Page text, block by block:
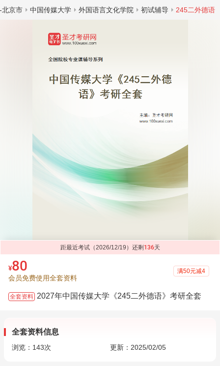
北京市 中国传媒大学 外国语言文化学院 初试辅导 245二外德语
距最近考试（2026/12/19）还剩 136天
¥80
会员免费使用全套资料
满50元减4
全套资料 2027年中国传媒大学《245二外德语》考研全套
全套资料信息
浏览： 143次 更新：2025/02/05